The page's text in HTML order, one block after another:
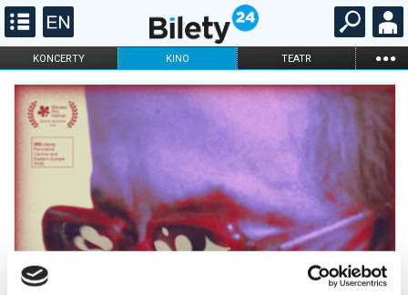
KONCERTY KINO TEATR ...
FILHARMONIA OPERA I BALET
STAND-UP
DLA DZIECI